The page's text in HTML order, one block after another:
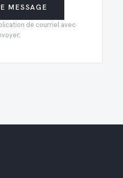
MESSAGE
de courriel avec